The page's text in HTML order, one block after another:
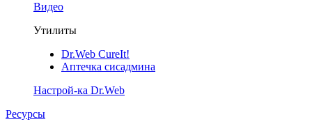
Видео
Утилиты
Dr.Web CureIt!
Аптечка сисадмина
Настрой-ка Dr.Web
Ресурсы